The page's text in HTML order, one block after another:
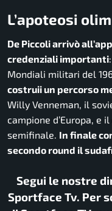
L’apoteosi
De Piccoli arrivò
credenziali importanti
Mondiali militari del
costruii un percorso
Willy Venneman, il
campione d’Europa, e
semifinale. In finale
secondo round il
Segui le nostre
Sportface Tv. Per